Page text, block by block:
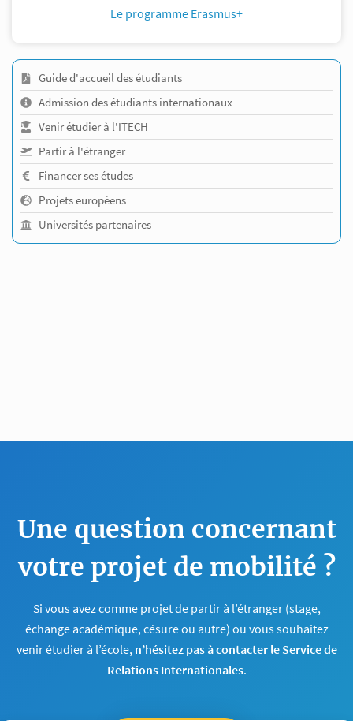
Le programme Erasmus+
Guide d'accueil des étudiants
Admission des étudiants internationaux
Venir étudier à l'ITECH
Partir à l'étranger
Financer ses études
Projets européens
Universités partenaires
Une question concernant
votre projet de mobilité ?
Si vous avez comme projet de partir à l’étranger (stage,
échange académique, césure ou autre) ou vous souhaitez
venir étudier à l’école, n’hésitez pas à contacter le Service de
Relations Internationales.